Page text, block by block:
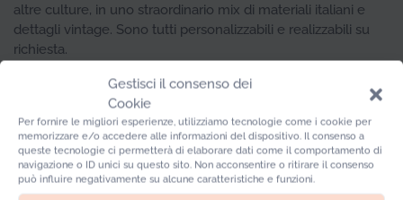
Gestisci il consenso dei
Cookie
Per fornire le migliori esperienze, utilizziamo tecnologie come i cookie per
memorizzare e/o accedere alle informazioni del dispositivo. Il consenso a
queste tecnologie ci permetterà di elaborare dati come il comportamento di
navigazione o ID unici su questo sito. Non acconsentire o ritirare il consenso
può influire negativamente su alcune caratteristiche e funzioni.
altre culture, in uno straordinario mix di materiali italiani e
dettagli vintage. Sono tutti personalizzabili e realizzabili su
richiesta.